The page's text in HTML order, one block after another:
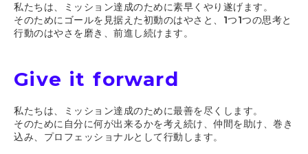
私たちは、ミッション達成のために素早くやり遂げます。
そのためにゴールを見据えた初動のはやさと、1つ1つの思考と
行動のはやさを磨き、前進し続けます。
Give it forward
私たちは、ミッション達成のために最善を尽くします。
そのために自分に何が出来るかを考え続け、仲間を助け、巻き
込み、プロフェッショナルとして行動します。